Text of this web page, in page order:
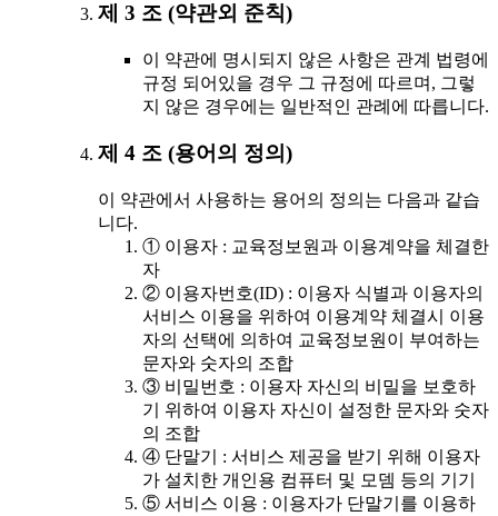
제 3 조 (약관외 준칙)
이 약관에 명시되지 않은 사항은 관계 법령에
규정 되어있을 경우 그 규정에 따르며, 그렇
지 않은 경우에는 일반적인 관례에 따릅니다.
제 4 조 (용어의 정의)
이 약관에서 사용하는 용어의 정의는 다음과 같습
니다.
① 이용자 : 교육정보원과 이용계약을 체결한
자
② 이용자번호(ID) : 이용자 식별과 이용자의
서비스 이용을 위하여 이용계약 체결시 이용
자의 선택에 의하여 교육정보원이 부여하는
문자와 숫자의 조합
③ 비밀번호 : 이용자 자신의 비밀을 보호하
기 위하여 이용자 자신이 설정한 문자와 숫자
의 조합
④ 단말기 : 서비스 제공을 받기 위해 이용자
가 설치한 개인용 컴퓨터 및 모뎀 등의 기기
⑤ 서비스 이용 : 이용자가 단말기를 이용하